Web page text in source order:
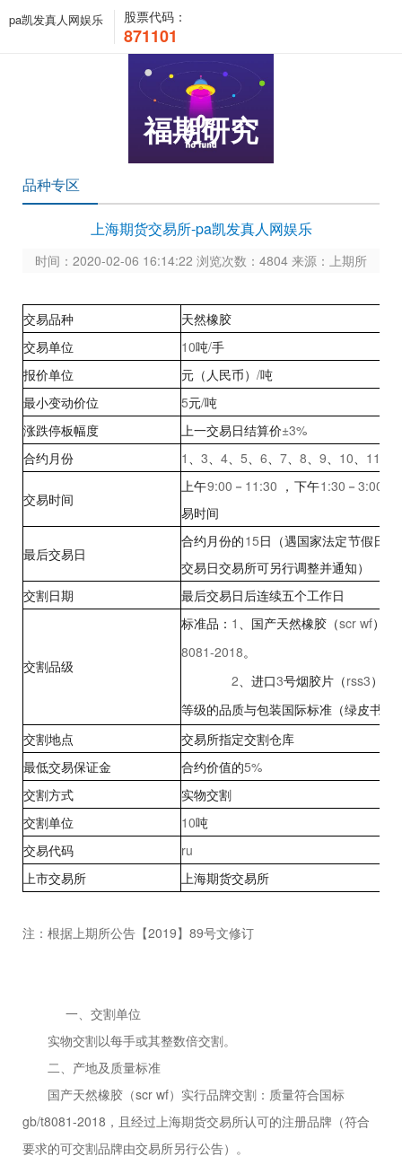
pa凯发真人网娱乐 股票代码：
871101
福期研究
品种专区
上海期货交易所-pa凯发真人网娱乐
时间：2020-02-06 16:14:22 浏览次数：4804 来源：上期所
交易品种
天然橡胶
交易单位
10吨/手
报价单位
元（人民币） /吨
最小变动价位
5元/吨
涨跌停板幅度
上一交易日结算价±3%
合约月份
1 、 3、 4、 5、 6、 7、 8、 9、 10、 11
交易时间
上午9:00 － 11:30 ，下午1:30 － 3:00
易时间
最后交易日
合约月份的15日（遇国家法定节假日
交易日交易所可另行调整并通知）
交割日期
最后交易日后连续五个工作日
交割品级
标准品： 1 、国产天然橡胶（scr wf），
8081-2018。
2、进口 3号烟胶片（ rss3 ），
等级的品质与包装国际标准（绿皮书）
交割地点
交易所指定交割仓库
最低交易保证金
合约价值的5%
交割方式
实物交割
交割单位
10吨
交易代码
ru
上市交易所
上海期货交易所
注：根据上期所公告【2019】89号文修订
一、交割单位
实物交割以每手或其整数倍交割。
二、产地及质量标准
国产天然橡胶（scr wf）实行品牌交割：质量符合国标
gb/t8081-2018，且经过上海期货交易所认可的注册品牌（符合
要求的可交割品牌由交易所另行公告）。